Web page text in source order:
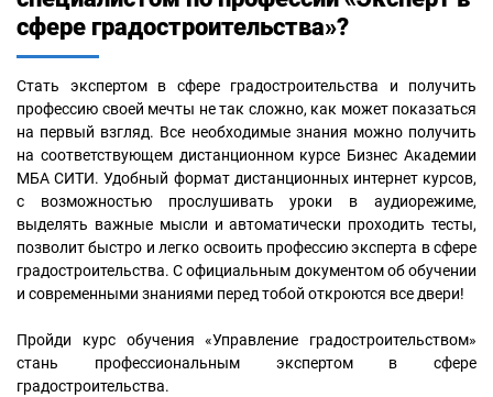
сфере градостроительства»?
Стать экспертом в сфере градостроительства и получить
профессию своей мечты не так сложно, как может показаться
на первый взгляд. Все необходимые знания можно получить
на соответствующем дистанционном курсе Бизнес Академии
МБА СИТИ. Удобный формат дистанционных интернет курсов,
с возможностью прослушивать уроки в аудиорежиме,
выделять важные мысли и автоматически проходить тесты,
позволит быстро и легко освоить профессию эксперта в сфере
градостроительства. С официальным документом об обучении
и современными знаниями перед тобой откроются все двери!
Пройди курс обучения «Управление градостроительством»
стань профессиональным экспертом в сфере
градостроительства.